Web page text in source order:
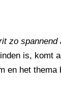
zo
is, komt
en het thema